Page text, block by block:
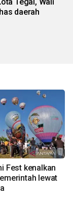
daerah
Fest kenalkan
lewat